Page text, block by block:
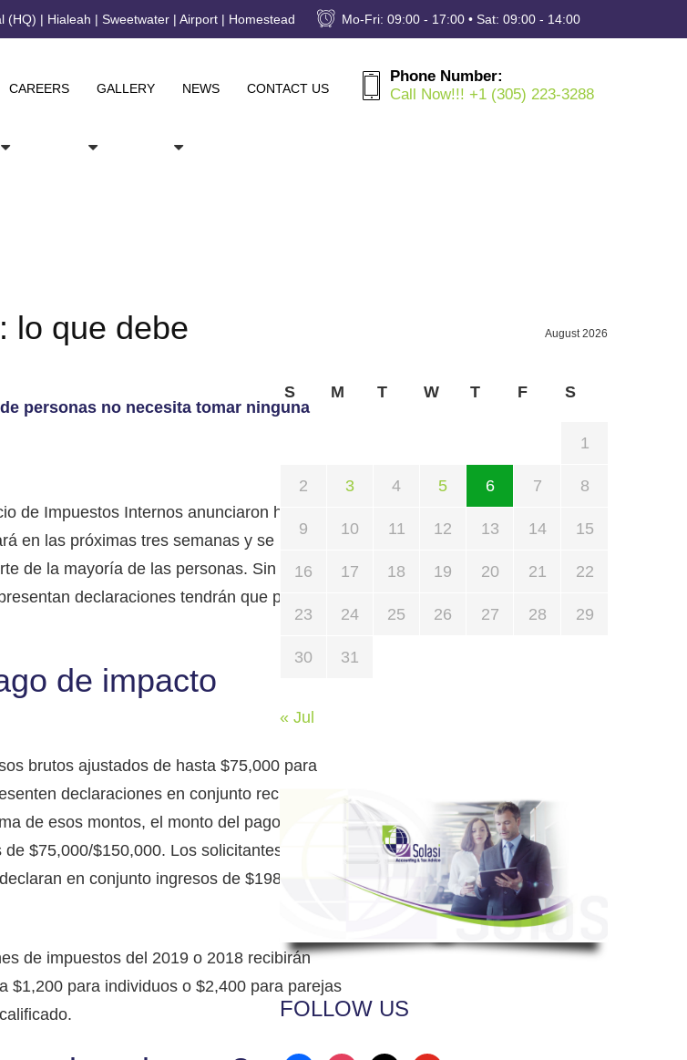
(HQ) | Hialeah | Sweetwater | Airport | Homestead Mo-Fri: 09:00 - 17:00 • Sat: 09:00 - 14:00
Phone Number:
Call Now!!! +1 (305) 223-3288
CAREERS GALLERY NEWS CONTACT US
lo que debe
personas no necesita tomar ninguna
de Impuestos Internos anunciaron hoy que la
en las próximas tres semanas y se
de la mayoría de las personas. Sin embargo,
declaraciones tendrán que presentar
de impacto
brutos ajustados de hasta $75,000 para
declaraciones en conjunto recibirán el
de esos montos, el monto del pago se va
$75,000/$150,000. Los solicitantes
en conjunto ingresos de $198,000, sin
de impuestos del 2019 o 2018 recibirán
$1,200 para individuos o $2,400 para parejas
August 2026
S M T W T F S
1
2 3 4 5 6 7 8
9 10 11 12 13 14 15
16 17 18 19 20 21 22
23 24 25 26 27 28 29
30 31
« Jul
FOLLOW US